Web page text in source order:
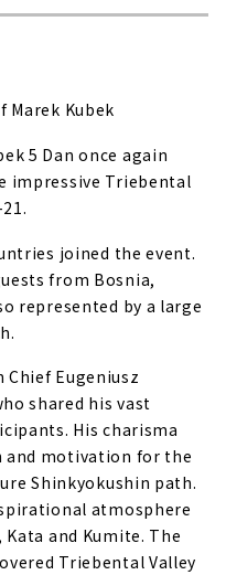
Marek Kubek
5 Dan once again
impressive Triebental
joined the event.
from Bosnia,
represented by a large
Eugeniusz
shared his vast
His charisma
and motivation for the
Shinkyokushin path.
atmosphere
and Kumite. The
Triebental Valley